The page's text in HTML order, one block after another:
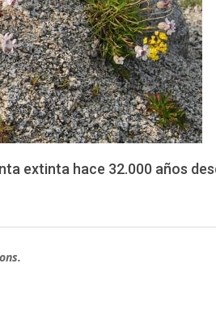
extinta hace 32.000 años